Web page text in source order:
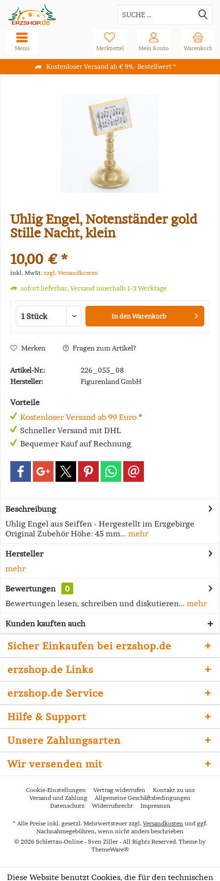
Kostenloser Versand ab € 99,- Bestellwert *
Warenkorb
Merkzettel Mein Konto
Menü
Uhlig Engel, Notenständer gold
Stille Nacht, klein
10,00 € *
inkl. MwSt. zzgl. Versandkosten
sofort lieferbar, Versand innerhalb 1-3 Werktage
In denWarenkorb
Merken Fragen zum Artikel?
Artikel-Nr.:
226_055_08
Hersteller:
Figurenland GmbH
Vorteile
Kostenloser Versand ab 99 Euro *
Schneller Versand mit DHL
Bequemer Kauf auf Rechnung
Beschreibung
Uhlig Engel aus Seiffen - Hergestellt im Erzgebirge
Original Zubehör Höhe: 45 mm... mehr
Hersteller
mehr
Bewertungen
0
Bewertungen lesen, schreiben und diskutieren... mehr
Kunden kauften auch
Sicher Einkaufen bei erzshop.de
erzshop.de Links
erzshop.de Service
Hilfe & Support
Unsere Zahlungsarten
Wir versenden mit
Cookie-Einstellungen Vertrag widerrufen
Kontakt zu uns
Versand und Zahlung
Allgemeine Geschäftsbedingungen
Datenschutz
Widerrufsrecht Impressum
* Alle Preise inkl. gesetzl. Mehrwertsteuer zzgl. Versandkosten und ggf.
Nachnahmegebühren, wenn nicht anders beschrieben
© 2026 Schlettau-Online - Sven Ziller - All Rights Reserved. Theme by
ThemeWare®
Diese Website benutzt Cookies, die für den technischen